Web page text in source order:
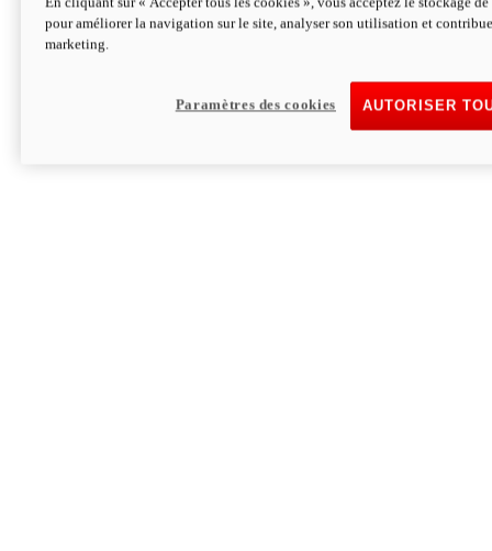
Hypermotard V2 SP 100
Découvrez-le
pour améliorer la navigation sur le site, analyser son utilisation et
marketing.
AUTORISER
Paramètres des cookies